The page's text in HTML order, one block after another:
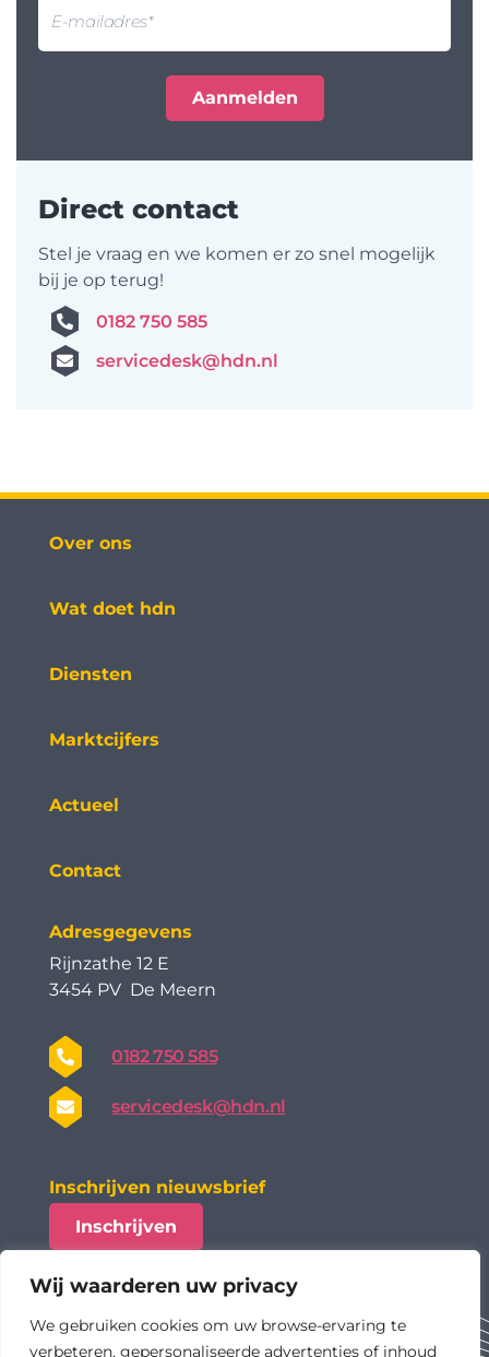
Wij waarderen uw privacy
We gebruiken cookies om uw browse-ervaring te
verbeteren, gepersonaliseerde advertenties of inhoud
Direct contact
Stel je vraag en we komen er zo snel mogelijk
bij je op terug!
0182 750 585
servicedesk@hdn.nl
Over ons
Wat doet hdn
Diensten
Marktcijfers
Actueel
Contact
Adresgegevens
Rijnzathe 12 E
3454 PV De Meern
0182 750 585
servicedesk@hdn.nl
Inschrijven nieuwsbrief
Inschrijven